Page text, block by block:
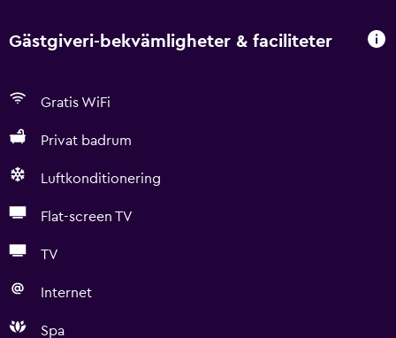
Gästgiveri-bekvämligheter & faciliteter
Gratis WiFi
Privat badrum
Luftkonditionering
Flat-screen TV
TV
Internet
Spa